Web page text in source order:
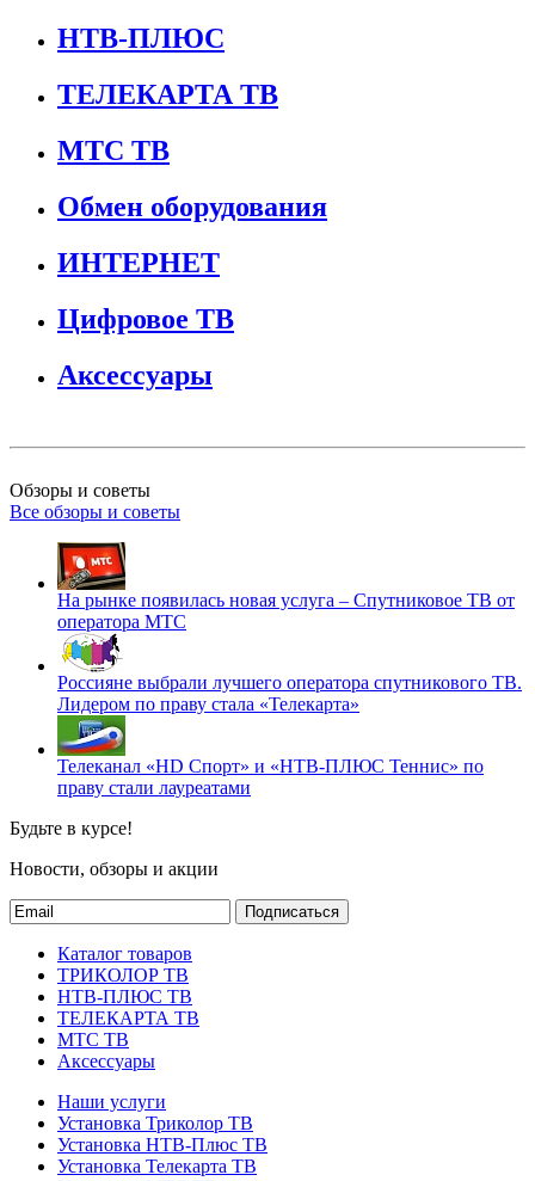
НТВ-ПЛЮС
ТЕЛЕКАРТА ТВ
МТС ТВ
Обмен оборудования
ИНТЕРНЕТ
Цифровое ТВ
Аксессуары
Обзоры и советы
Все обзоры и советы
На рынке появилась новая услуга – Спутниковое ТВ от
оператора МТС
Россияне выбрали лучшего оператора спутникового ТВ.
Лидером по праву стала «Телекарта»
Телеканал «HD Спорт» и «НТВ-ПЛЮС Теннис» по
праву стали лауреатами
Будьте в курсе!
Новости, обзоры и акции
Подписаться
Каталог товаров
ТРИКОЛОР ТВ
НТВ-ПЛЮС ТВ
ТЕЛЕКАРТА ТВ
МТС ТВ
Аксессуары
Наши услуги
Установка Триколор ТВ
Установка НТВ-Плюс ТВ
Установка Телекарта ТВ